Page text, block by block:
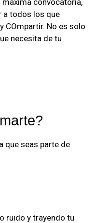
convocatoria,
a todos los que
COmpartir. No es solo
necesita de tu
que seas parte de
ruido y trayendo tu